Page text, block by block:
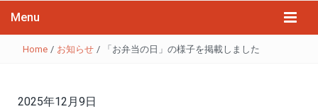
Menu
Home / お知らせ / 「お弁当の日」の様子を掲載しました
2025年12月9日